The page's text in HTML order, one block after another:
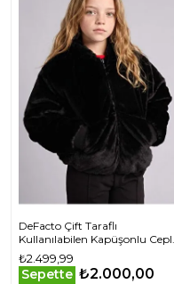
DeFacto Çift Taraflı
Kullanılabilen Kapüşonlu Cepli
Kapitone Suni Kürk Mont Siyah
₺2.499,99
Sepette ₺2.000,00